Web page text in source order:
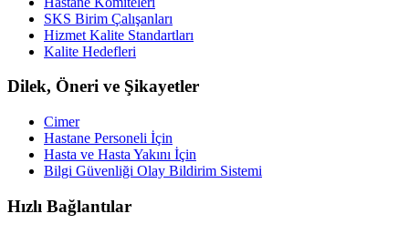
SKS Birim Çalışanları
Hizmet Kalite Standartları
Kalite Hedefleri
Dilek, Öneri ve Şikayetler
Cimer
Hastane Personeli İçin
Hasta ve Hasta Yakını İçin
Bilgi Güvenliği Olay Bildirim Sistemi
Hızlı Bağlantılar